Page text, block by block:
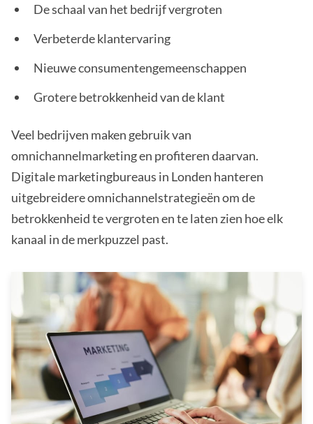
De schaal van het bedrijf vergroten
Verbeterde klantervaring
Nieuwe consumentengemeenschappen
Grotere betrokkenheid van de klant
Veel bedrijven maken gebruik van
omnichannelmarketing en profiteren daarvan.
Digitale marketingbureaus in Londen hanteren
uitgebreidere omnichannelstrategieën om de
betrokkenheid te vergroten en te laten zien hoe elk
kanaal in de merkpuzzel past.